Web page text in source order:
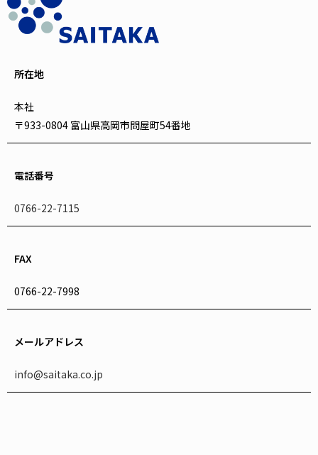
所在地
本社
〒933-0804 富山県高岡市問屋町54番地
電話番号
0766-22-7115
FAX
0766-22-7998
メールアドレス
info@saitaka.co.jp